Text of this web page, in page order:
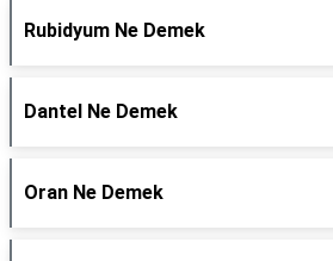
Rubidyum Ne Demek
Dantel Ne Demek
Oran Ne Demek